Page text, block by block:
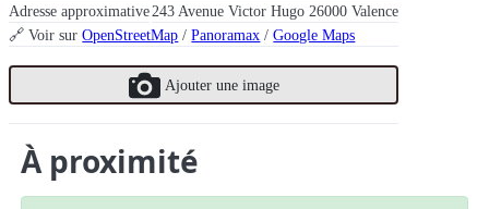
Adresse approximative243 Avenue Victor Hugo 26000 Valence
🔗 Voir surOpenStreetMap /Panoramax /Google Maps
Ajouter une image
À proximité